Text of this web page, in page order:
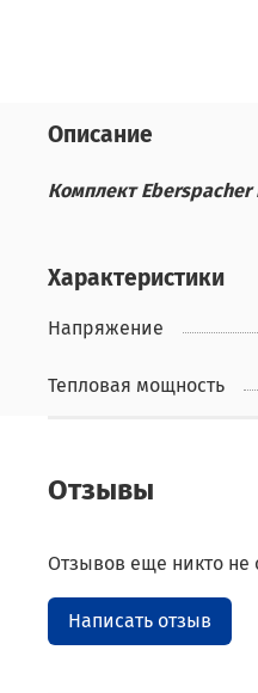
Описание
Комплект Eberspacher
Характеристики
Напряжение
Тепловая мощность
Отзывы
Отзывов еще никто не
Написать отзыв